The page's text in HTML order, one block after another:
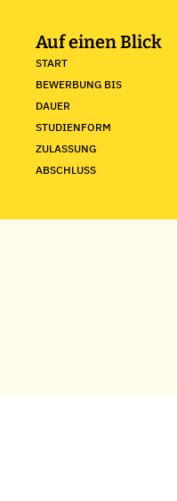
Auf einen Blick
START
BEWERBUNG BIS
DAUER
STUDIENFORM
ZULASSUNG
ABSCHLUSS